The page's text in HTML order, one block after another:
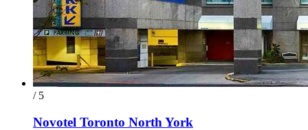
/ 5
Novotel Toronto North York